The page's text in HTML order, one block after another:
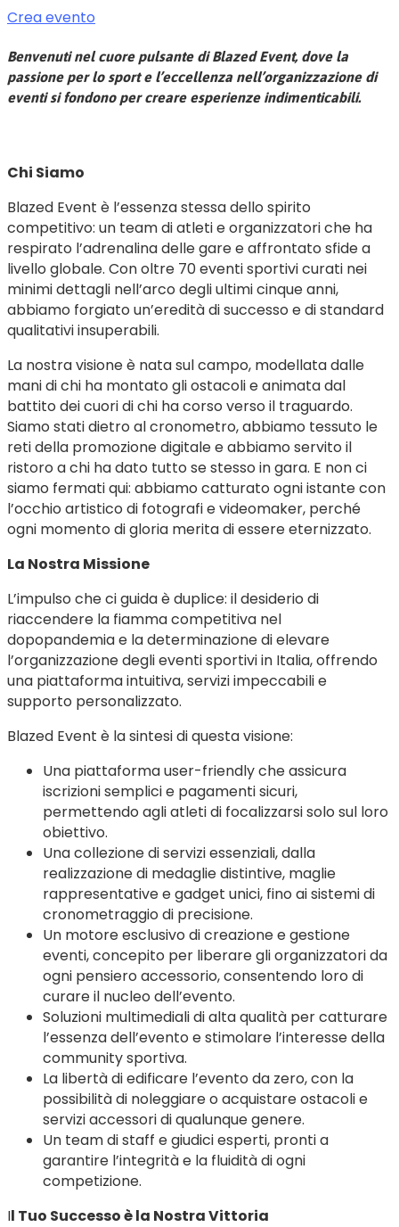
Crea evento
Benvenuti nel cuore pulsante di Blazed Event, dove la
passione per lo sport e l’eccellenza nell’organizzazione di
eventi si fondono per creare esperienze indimenticabili.
Chi Siamo
Blazed Event è l’essenza stessa dello spirito
competitivo: un team di atleti e organizzatori che ha
respirato l’adrenalina delle gare e affrontato sfide a
livello globale. Con oltre 70 eventi sportivi curati nei
minimi dettagli nell’arco degli ultimi cinque anni,
abbiamo forgiato un’eredità di successo e di standard
qualitativi insuperabili.
La nostra visione è nata sul campo, modellata dalle
mani di chi ha montato gli ostacoli e animata dal
battito dei cuori di chi ha corso verso il traguardo.
Siamo stati dietro al cronometro, abbiamo tessuto le
reti della promozione digitale e abbiamo servito il
ristoro a chi ha dato tutto se stesso in gara. E non ci
siamo fermati qui: abbiamo catturato ogni istante con
l’occhio artistico di fotografi e videomaker, perché
ogni momento di gloria merita di essere eternizzato.
La Nostra Missione
L’impulso che ci guida è duplice: il desiderio di
riaccendere la fiamma competitiva nel
dopopandemia e la determinazione di elevare
l’organizzazione degli eventi sportivi in Italia, offrendo
una piattaforma intuitiva, servizi impeccabili e
supporto personalizzato.
Blazed Event è la sintesi di questa visione:
Una piattaforma user-friendly che assicura
iscrizioni semplici e pagamenti sicuri,
permettendo agli atleti di focalizzarsi solo sul loro
obiettivo.
Una collezione di servizi essenziali, dalla
realizzazione di medaglie distintive, maglie
rappresentative e gadget unici, fino ai sistemi di
cronometraggio di precisione.
Un motore esclusivo di creazione e gestione
eventi, concepito per liberare gli organizzatori da
ogni pensiero accessorio, consentendo loro di
curare il nucleo dell’evento.
Soluzioni multimediali di alta qualità per catturare
l’essenza dell’evento e stimolare l’interesse della
community sportiva.
La libertà di edificare l’evento da zero, con la
possibilità di noleggiare o acquistare ostacoli e
servizi accessori di qualunque genere.
Un team di staff e giudici esperti, pronti a
garantire l’integrità e la fluidità di ogni
competizione.
Il Tuo Successo è la Nostra Vittoria